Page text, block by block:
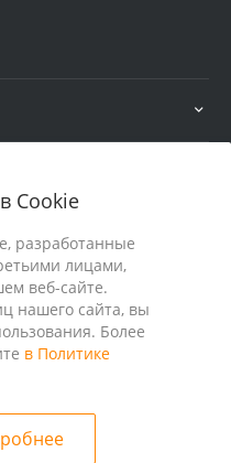
Cookie
разработанные
лицами,
веб-сайте.
нашего сайта, вы
Более
в Политике